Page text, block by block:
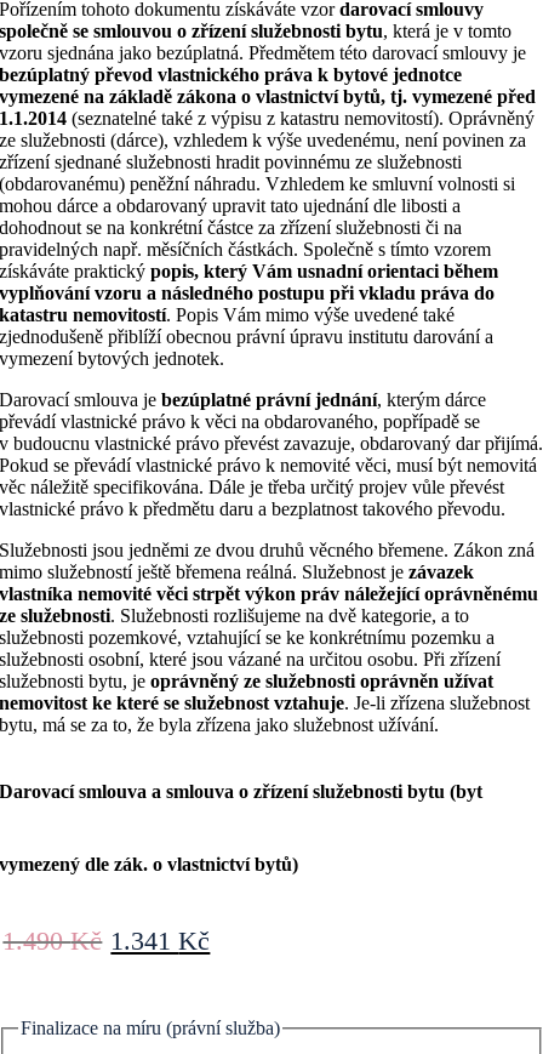
Pořízením tohoto dokumentu získáváte vzordarovací smlouvy
společně se smlouvou o zřízení služebnosti bytu, která je v tomto
vzoru sjednána jako bezúplatná. Předmětem této darovací smlouvy je
bezúplatný převod vlastnického práva k bytové jednotce
vymezené na základě zákona o vlastnictví bytů, tj. vymezené před
1.1.2014 (seznatelné také z výpisu z katastru nemovitostí). Oprávněný
ze služebnosti (dárce), vzhledem k výše uvedenému, není povinen za
zřízení sjednané služebnosti hradit povinnému ze služebnosti
(obdarovanému) peněžní náhradu. Vzhledem ke smluvní volnosti si
mohou dárce a obdarovaný upravit tato ujednání dle libosti a
dohodnout se na konkrétní částce za zřízení služebnosti či na
pravidelných např. měsíčních částkách. Společně s tímto vzorem
získáváte praktickýpopis, který Vám usnadní orientaci během
vyplňování vzoru a následného postupu při vkladu práva do
katastru nemovitostí. Popis Vám mimo výše uvedené také
zjednodušeně přiblíží obecnou právní úpravu institutu darování a
vymezení bytových jednotek.
Darovací smlouva jebezúplatné právní jednání, kterým dárce
převádí vlastnické právo k věci na obdarovaného, popřípadě se
v budoucnu vlastnické právo převést zavazuje, obdarovaný dar přijímá.
Pokud se převádí vlastnické právo k nemovité věci, musí být nemovitá
věc náležitě specifikována. Dále je třeba určitý projev vůle převést
vlastnické právo k předmětu daru a bezplatnost takového převodu.
Služebnosti jsou jedněmi ze dvou druhů věcného břemene. Zákon zná
mimo služebností ještě břemena reálná. Služebnost jezávazek
vlastníka nemovité věci strpět výkon práv náležející oprávněnému
ze služebnosti. Služebnosti rozlišujeme na dvě kategorie, a to
služebnosti pozemkové, vztahující se ke konkrétnímu pozemku a
služebnosti osobní, které jsou vázané na určitou osobu. Při zřízení
služebnosti bytu, jeoprávněný ze služebnosti oprávněn užívat
nemovitost ke které se služebnost vztahuje. Je-li zřízena služebnost
bytu, má se za to, že byla zřízena jako služebnost užívání.
Darovací smlouva a smlouva o zřízení služebnosti bytu (byt
vymezený dle zák. o vlastnictví bytů)
1.490Kč Původní
cena
1.341Kč
cena
Finalizace na míru (právní služba)